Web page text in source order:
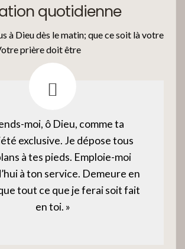
quotidienne
à Dieu dès le matin; que ce soit là votre
prière doit être
moi, ô Dieu, comme ta
exclusive. Je dépose tous
à tes pieds. Emploie-moi
à ton service. Demeure en
tout ce que je ferai soit fait
en toi. »